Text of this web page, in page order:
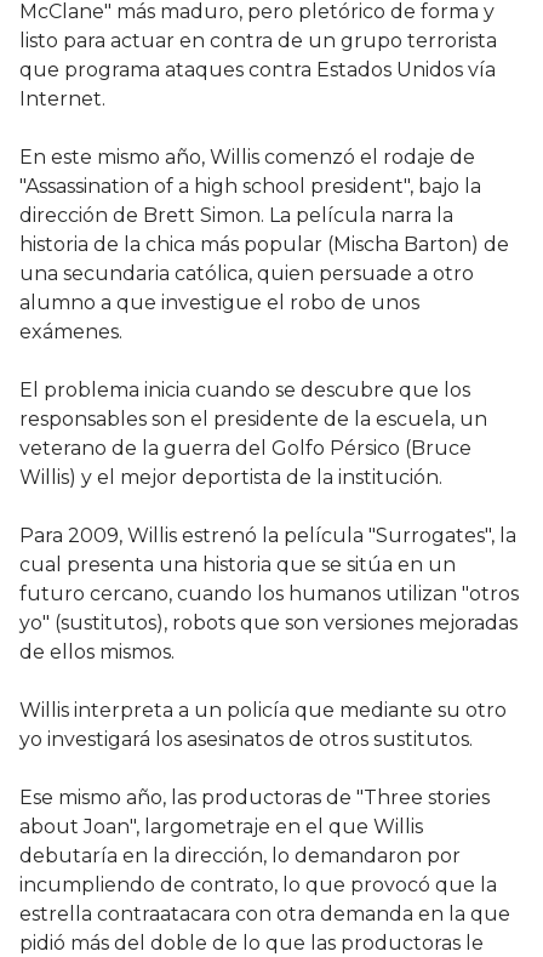
McClane" más maduro, pero pletórico de forma y
listo para actuar en contra de un grupo terrorista
que programa ataques contra Estados Unidos vía
Internet.
En este mismo año, Willis comenzó el rodaje de
"Assassination of a high school president", bajo la
dirección de Brett Simon. La película narra la
historia de la chica más popular (Mischa Barton) de
una secundaria católica, quien persuade a otro
alumno a que investigue el robo de unos
exámenes.
El problema inicia cuando se descubre que los
responsables son el presidente de la escuela, un
veterano de la guerra del Golfo Pérsico (Bruce
Willis) y el mejor deportista de la institución.
Para 2009, Willis estrenó la película "Surrogates", la
cual presenta una historia que se sitúa en un
futuro cercano, cuando los humanos utilizan "otros
yo" (sustitutos), robots que son versiones mejoradas
de ellos mismos.
Willis interpreta a un policía que mediante su otro
yo investigará los asesinatos de otros sustitutos.
Ese mismo año, las productoras de "Three stories
about Joan", largometraje en el que Willis
debutaría en la dirección, lo demandaron por
incumpliendo de contrato, lo que provocó que la
estrella contraatacara con otra demanda en la que
pidió más del doble de lo que las productoras le